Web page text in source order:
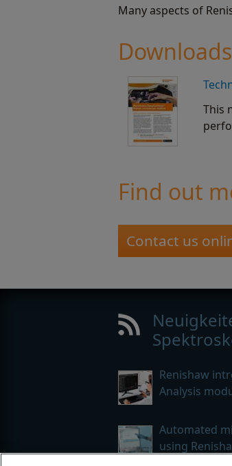
Many aspects of
Downloads
This
Find out
Contact us
Renishaw
Analysis
Automated
using